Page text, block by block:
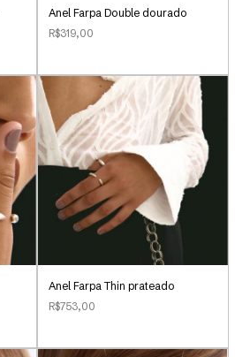
Anel Farpa Double dourado
R$319,00
Anel Farpa Thin prateado
R$753,00